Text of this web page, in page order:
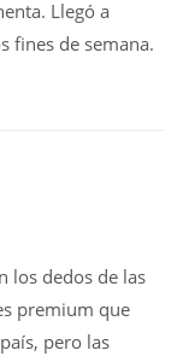
Llegó a
fines de semana.
los dedos de las
premium que
pero las